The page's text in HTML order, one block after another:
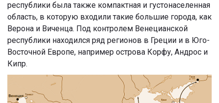
республики была также компактная и густонаселенная
область, в которую входили такие большие города, как
Верона и Виченца. Под контролем Венецианской
республики находился ряд регионов в Греции и в Юго-
Восточной Европе, например острова Корфу, Андрос и
Кипр.